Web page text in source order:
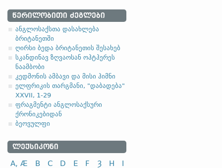
ᲬᲔᲠᲘᲚᲝᲑᲘᲗᲘ ᲫᲔᲒᲚᲔᲑᲘ
ანგლოსაქსთა დასახლება
ბრიტანეთში
ღირსი ბედა ბრიტანეთის შესახებ
სკანდინავ ზღვაოსან ოჰტჰერეს
ნაამბობი
კედმონის ამბავი და მისი ჰიმნი
ელფრიკის თარგმანი, "დაბადება"
XXVII, 1-29
ფრაგმენტი ანგლოსაქსური
ქრონიკებიდან
ბეოვულფი
ᲚᲔᲥᲡᲘᲙᲝᲜᲘ
A, Æ B C D E F Ȝ H
I